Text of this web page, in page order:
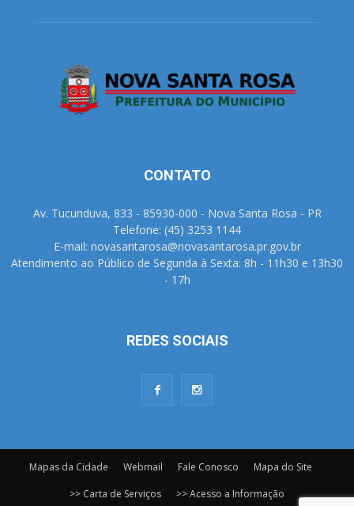
CONTATO
Av. Tucunduva, 833 - 85930-000 - Nova Santa Rosa - PR
Telefone: (45) 3253 1144
E-mail: novasantarosa@novasantarosa.pr.gov.br
Atendimento ao Público de Segunda à Sexta: 8h - 11h30 e 13h30
- 17h
REDES SOCIAIS
Mapas da Cidade Webmail Fale Conosco
Mapa do Site
>> Carta de Serviços
>> Acesso a Informação